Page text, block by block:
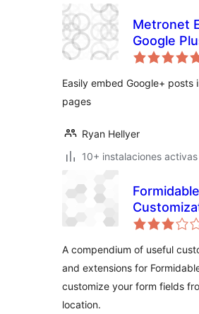
Metronet
Google
Easily embed Google+ posts
pages
Ryan Hellyer
10+ instalaciones activas
Formidable
A compendium of useful
and extensions for
customize your form fields
location.